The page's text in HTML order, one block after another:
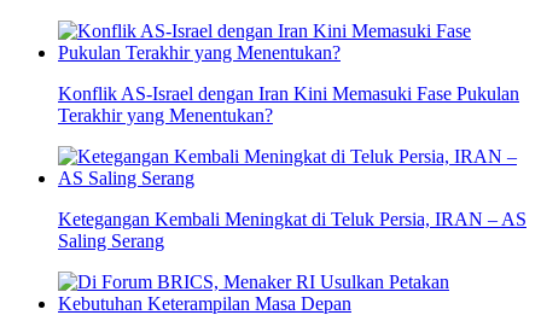
Konflik AS-Israel dengan Iran Kini Memasuki Fase Pukulan
Terakhir yang Menentukan?
Ketegangan Kembali Meningkat di Teluk Persia, IRAN – AS
Saling Serang